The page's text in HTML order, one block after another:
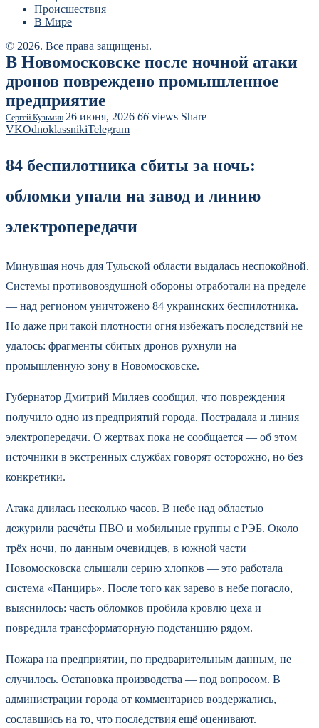
Происшествия
В Мире
© 2026. Все права защищены.
В Новомосковске после ночной атаки
дронов повреждено промышленное
предприятие
Сергей Кузьмин 26 июня, 2026 66 views Share
VKOdnoklassnikiTelegram
84 беспилотника сбиты за ночь:
обломки упали на завод и линию
электропередачи
Минувшая ночь для Тульской области выдалась неспокойной.
Системы противовоздушной обороны отработали на пределе
— над регионом уничтожено 84 украинских беспилотника.
Но даже при такой плотности огня избежать последствий не
удалось: фрагменты сбитых дронов рухнули на
промышленную зону в Новомосковске.
Губернатор Дмитрий Миляев сообщил, что повреждения
получило одно из предприятий города. Пострадала и линия
электропередачи. О жертвах пока не сообщается — об этом
источники в экстренных службах говорят осторожно, но без
конкретики.
Атака длилась несколько часов. В небе над областью
дежурили расчёты ПВО и мобильные группы с РЭБ. Около
трёх ночи, по данным очевидцев, в южной части
Новомосковска слышали серию хлопков — это работала
система «Панцирь». После того как зарево в небе погасло,
выяснилось: часть обломков пробила кровлю цеха и
повредила трансформаторную подстанцию рядом.
Пожара на предприятии, по предварительным данным, не
случилось. Остановка производства — под вопросом. В
администрации города от комментариев воздержались,
сославшись на то, что последствия ещё оценивают.